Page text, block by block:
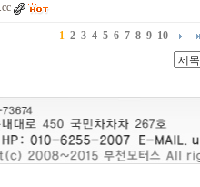
1 2 3 4 5 6 7 8 9 10